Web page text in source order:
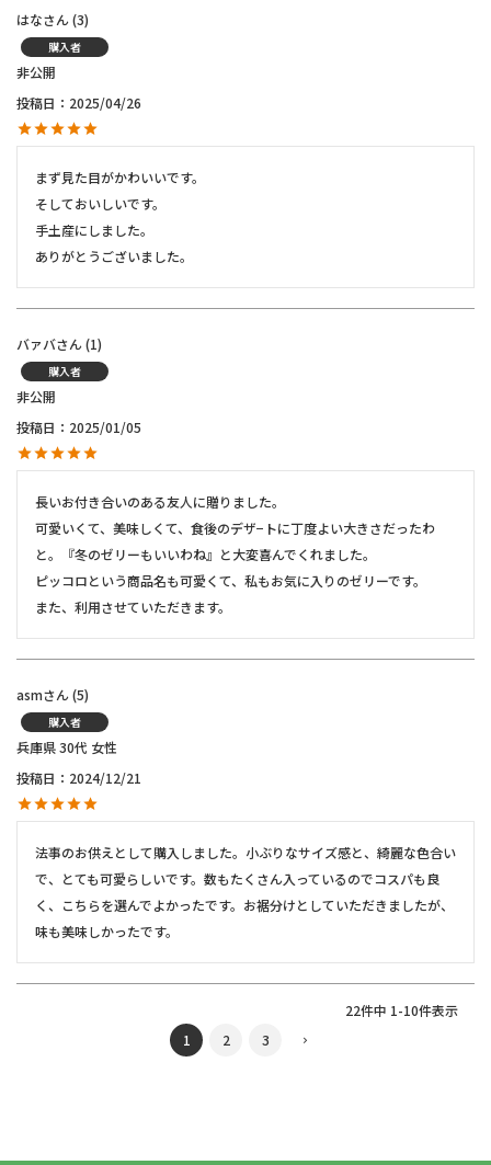
はな 3
購入者
非公開
投稿日
2025/04/26
まず見た目がかわいいです。
そしておいしいです。
手土産にしました。
ありがとうございました。
バァバ 1
購入者
非公開
投稿日
2025/01/05
長いお付き合いのある友人に贈りました。
可愛いくて、美味しくて、食後のデザ−トに丁度よい大きさだったわ
と。『冬のゼリーもいいわね』と大変喜んでくれました。
ピッコロという商品名も可愛くて、私もお気に入りのゼリーです。
asm 5
購入者
兵庫県30代 女性
投稿日
2024/12/21
法事のお供えとして購入しました。小ぶりなサイズ感と、綺麗な色合い
で、とても可愛らしいです。数もたくさん入っているのでコスパも良
く、こちらを選んでよかったです。お裾分けとしていただきましたが、
味も美味しかったです。
22件中 1-10件表示
1
2 3